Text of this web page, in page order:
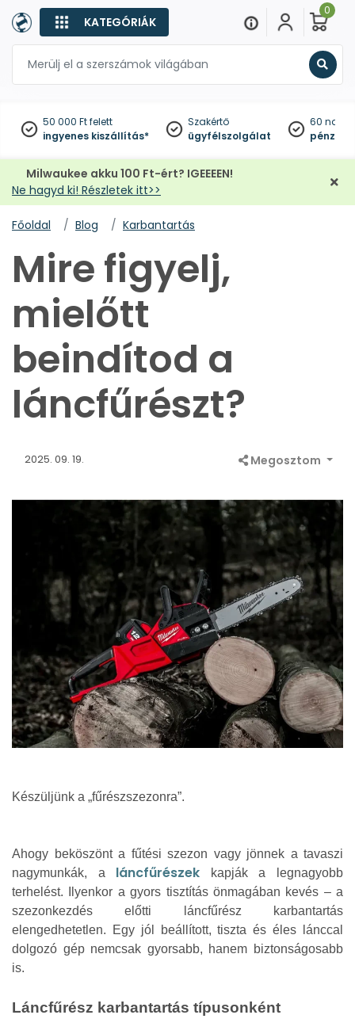
KATEGÓRIÁK
0
50 000 Ft felett
ingyenes kiszállítás*
Szakértő
ügyfélszolgálat
60
Milwaukee akku 100 Ft-ért? IGEEEEN!
Ne hagyd ki! Részletek itt>>
Főoldal Blog Karbantartás
Mire figyelj,
mielőtt
beindítod a
láncfűrészt?
2025. 09. 19. Megosztom
Készüljünk a „fűrészszezonra”.
Ahogy beköszönt a fűtési szezon vagy jönnek a tavaszi
nagymunkák, a láncfűrészek kapják a legnagyobb
terhelést. Ilyenkor a gyors tisztítás önmagában kevés – a
szezonkezdés előtti láncfűrész karbantartás
elengedhetetlen. Egy jól beállított, tiszta és éles lánccal
dolgozó gép nemcsak gyorsabb, hanem biztonságosabb
is.
Láncfűrész karbantartás típusonként